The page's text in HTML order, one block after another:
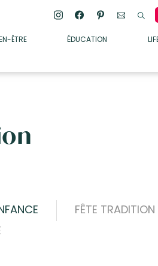
ÊTRE ÉDUCATION
DOUCE
FÊTE TRADITION